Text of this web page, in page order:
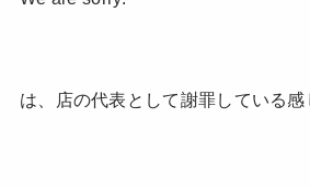
は、店の代表として謝罪している感